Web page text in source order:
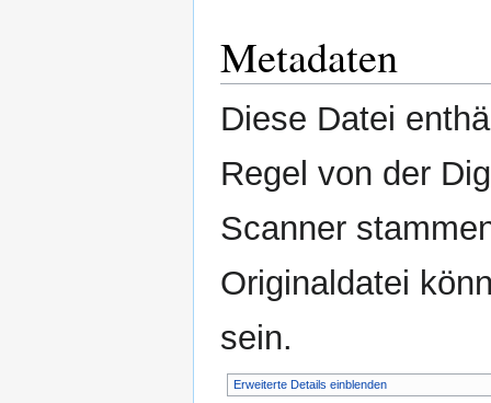
Metadaten
Diese Datei
Regel von der
Scanner
Originaldatei
sein.
Erweiterte Details einblenden